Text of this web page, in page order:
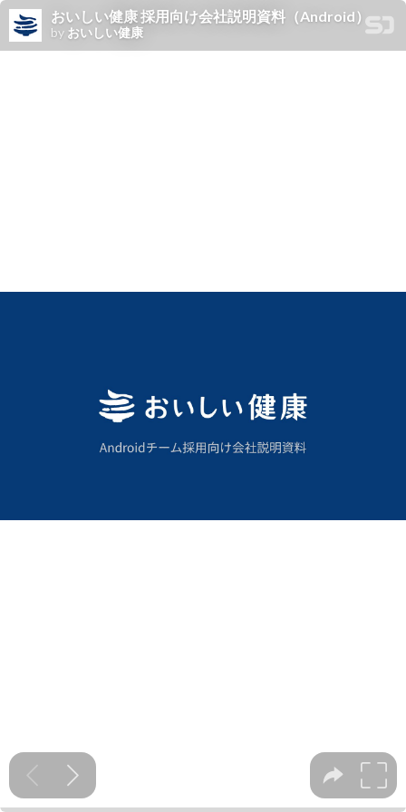
おいしい健康 採用向け会社説明資料（Android）
by おいしい健康